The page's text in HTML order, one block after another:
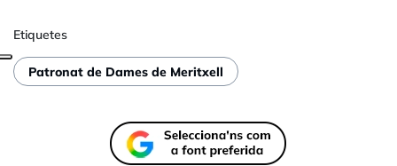
Etiquetes
Patronat de Dames de Meritxell